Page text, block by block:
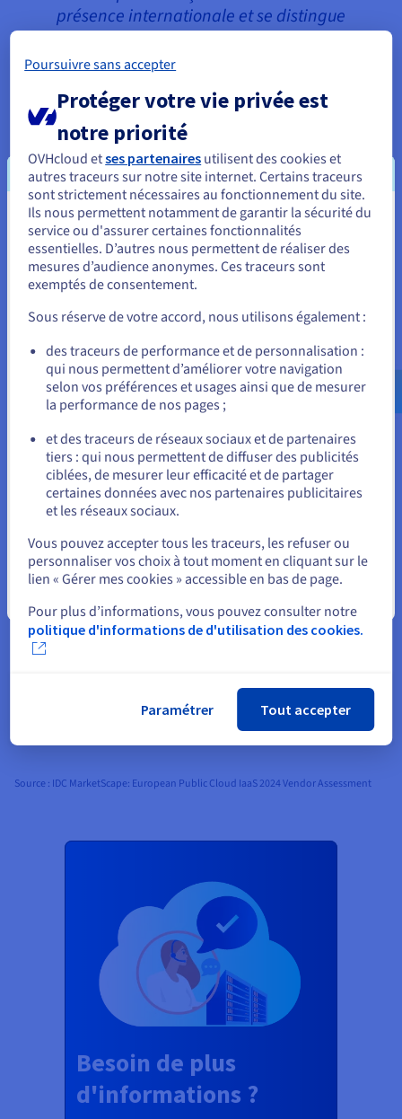
présence internationale et se distingue
particulièrement sur le marché de l'IaaS
par ses initiatives en matière de
souveraineté numérique et de durabilité.
OVHcloud occupe une position unique en
tant que fournisseur d’infrastructures
locales en Europe ».
Carla Arend, Associate Vice President,
Cloud Research, Europe, IDC.
« Nous sommes ravis d’avoir été désignés
comme acteur majeur dans l’étude de
l’IDC MarketScape: European Public Cloud
IaaS 2024 Vendor Assessment. Ce rapport
est une autre preuve de notre expansion
internationale. Cela nous incite à
redoubler d'efforts pour proposer nos
services Public Cloud à un nombre
croissant de clients, tout en répondant à
leurs besoins et en incarnant un modèle
de confiance et de durabilité dans le
domaine du cloud. »
Source : IDC MarketScape: European Public Cloud IaaS 2024 Vendor Assessment
Besoin de plus
d'informations ?
Vous semblez être localisé en États-
Unis.
Pour commander, rendez-vous sur le site de votre pays (États-
Allez sur le site États-Unis
us.ovhcloud.com/
Anglais USD - $
ou
Rester sur le site actuel
Sélectionner un autre site web
Poursuivre sans accepter
Protéger votre vie privée est
notre priorité
OVHcloud etses partenaires utilisent des cookies et
autres traceurs sur notre site internet. Certains traceurs
sont strictement nécessaires au fonctionnement du site.
Ils nous permettent notamment de garantir la sécurité du
service ou d'assurer certaines fonctionnalités
essentielles. D’autres nous permettent de réaliser des
mesures d’audience anonymes. Ces traceurs sont
exemptés de consentement.
Sous réserve de votre accord, nous utilisons également :
des traceurs de performance et de personnalisation :
qui nous permettent d’améliorer votre navigation
selon vos préférences et usages ainsi que de mesurer
la performance de nos pages ;
et des traceurs de réseaux sociaux et de partenaires
tiers : qui nous permettent de diffuser des publicités
ciblées, de mesurer leur efficacité et de partager
certaines données avec nos partenaires publicitaires
et les réseaux sociaux.
Vous pouvez accepter tous les traceurs, les refuser ou
personnaliser vos choix à tout moment en cliquant sur le
lien « Gérer mes cookies » accessible en bas de page.
Pour plus d’informations, vous pouvez consulter notre
politique d'informations de d'utilisation des cookies.
Paramétrer Tout accepter